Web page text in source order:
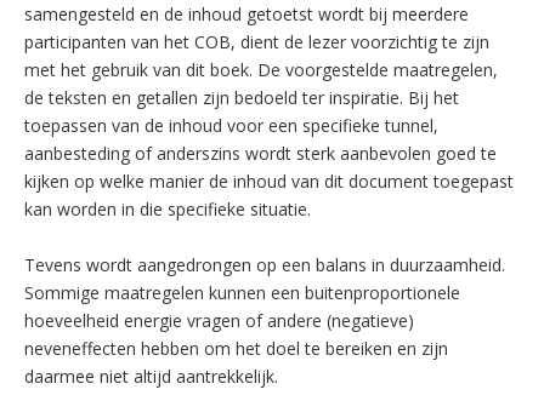
samengesteld en de inhoud getoetst wordt bij meerdere
participanten van het COB, dient de lezer voorzichtig te zijn
met het gebruik van dit boek. De voorgestelde maatregelen,
de teksten en getallen zijn bedoeld ter inspiratie. Bij het
toepassen van de inhoud voor een specifieke tunnel,
aanbesteding of anderszins wordt sterk aanbevolen goed te
kijken op welke manier de inhoud van dit document toegepast
kan worden in die specifieke situatie.
Tevens wordt aangedrongen op een balans in duurzaamheid.
Sommige maatregelen kunnen een buitenproportionele
hoeveelheid energie vragen of andere (negatieve)
neveneffecten hebben om het doel te bereiken en zijn
daarmee niet altijd aantrekkelijk.